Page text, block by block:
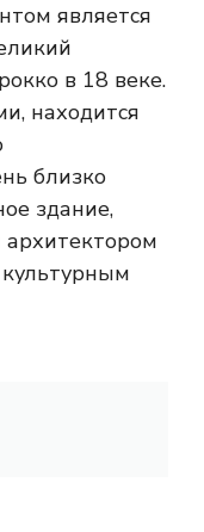
является
в 18 веке.
находится
близко
здание,